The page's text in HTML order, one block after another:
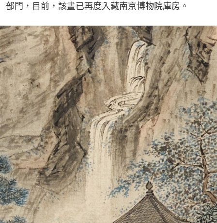
部門，目前，該畫已再度入藏南京博物院庫房。